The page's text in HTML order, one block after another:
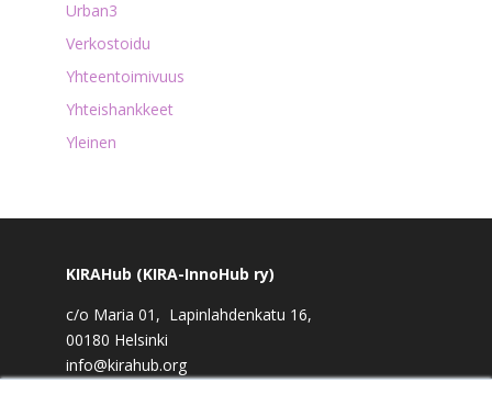
Urban3
Verkostoidu
Yhteentoimivuus
Yhteishankkeet
Yleinen
KIRAHub (KIRA-InnoHub ry)
c/o Maria 01, Lapinlahdenkatu 16,
00180 Helsinki
info@kirahub.org